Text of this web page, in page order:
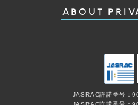
ABOUT
JASRAC許諾番号：